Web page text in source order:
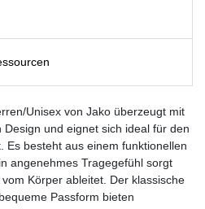
Unisex von Jako überzeugt mit
und eignet sich ideal für den
Es besteht aus einem funktionellen
angenehmes Tragegefühl sorgt
Körper ableitet. Der klassische
Passform bieten